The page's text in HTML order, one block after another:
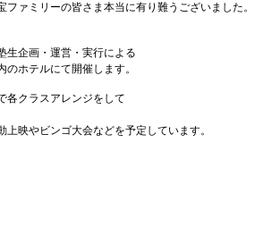
ァミリーの皆さま本当に有り難うございました。
生企画・運営・実行による
のホテルにて開催します。
各クラスアレンジをして
映やビンゴ大会などを予定しています。